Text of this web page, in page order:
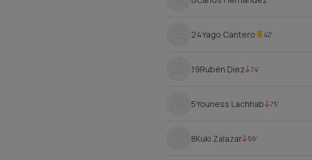
24Yago Cantero 42'
19Rubén Díez 74'
5Youness Lachhab 75'
8Kuki Zalazar 59'